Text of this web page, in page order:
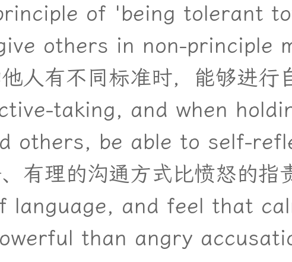
of 'being tolerant
others in non-principle
他人有不同标准时， 能够进行
taking, and when
others, be able to self-
、 有理的沟通方式比愤怒的指
language, and feel that
than angry